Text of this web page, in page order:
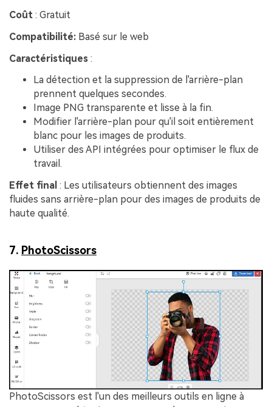
Coût : Gratuit
Compatibilité: Basé sur le web
Caractéristiques :
La détection et la suppression de l'arrière-plan
prennent quelques secondes.
Image PNG transparente et lisse à la fin.
Modifier l'arrière-plan pour qu'il soit entièrement
blanc pour les images de produits.
Utiliser des API intégrées pour optimiser le flux de
travail.
Effet final : Les utilisateurs obtiennent des images
fluides sans arrière-plan pour des images de produits de
haute qualité.
7. PhotoScissors
PhotoScissors est l'un des meilleurs outils en ligne à